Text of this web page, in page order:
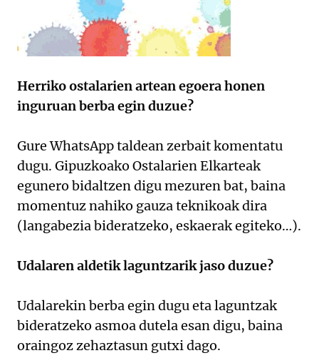
Herriko ostalarien artean egoera honen
inguruan berba egin duzue?
Gure WhatsApp taldean zerbait komentatu
dugu. Gipuzkoako Ostalarien Elkarteak
egunero bidaltzen digu mezuren bat, baina
momentuz nahiko gauza teknikoak dira
(langabezia bideratzeko, eskaerak egiteko…).
Udalaren aldetik laguntzarik jaso duzue?
Udalarekin berba egin dugu eta laguntzak
bideratzeko asmoa dutela esan digu, baina
oraingoz zehaztasun gutxi dago.